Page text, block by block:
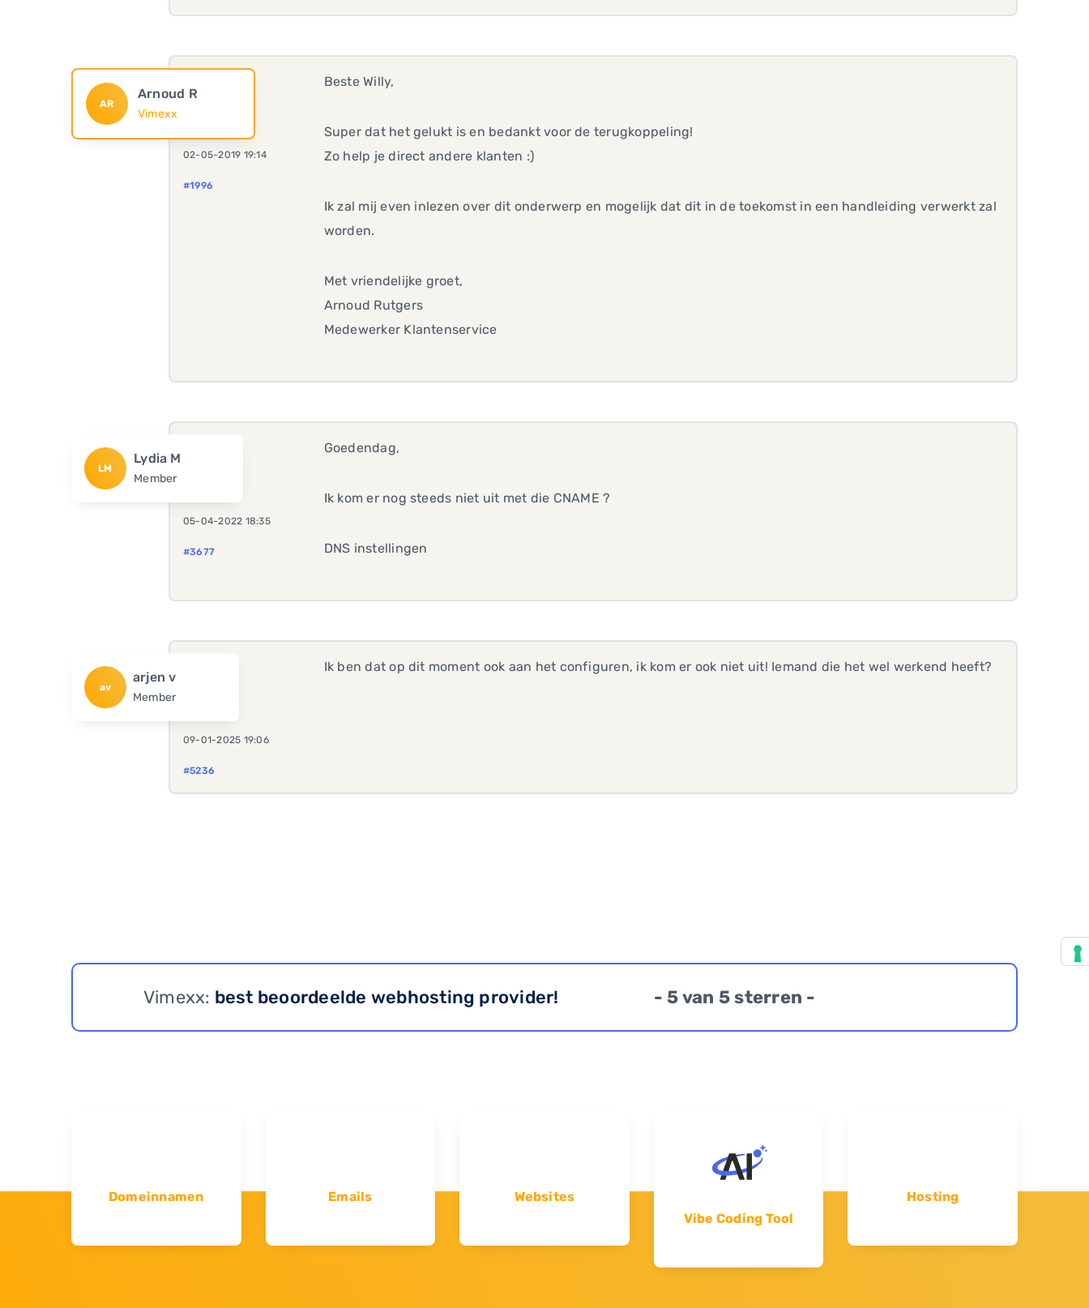
AR
Arnoud R
Vimexx
02-05-2019 19:14
#1996
Beste Willy,
Super dat het gelukt is en bedankt voor de terugkoppeling!
Zo help je direct andere klanten :)
Ik zal mij even inlezen over dit onderwerp en mogelijk dat dit in de toekomst in een handleiding verwerkt zal
worden.
Met vriendelijke groet,
Arnoud Rutgers
Medewerker Klantenservice
LM
Lydia M
Member
05-04-2022 18:35
#3677
Goedendag,
Ik kom er nog steeds niet uit met die CNAME ?
DNS instellingen
av
arjen v
Member
09-01-2025 19:06
#5236
Ik ben dat op dit moment ook aan het configuren, ik kom er ook niet uit! Iemand die het wel werkend heeft?
Vimexx: best beoordeelde webhosting provider! - 5 van 5 sterren -
Domeinnamen Emails
Websites
Vibe Coding Tool
Hosting